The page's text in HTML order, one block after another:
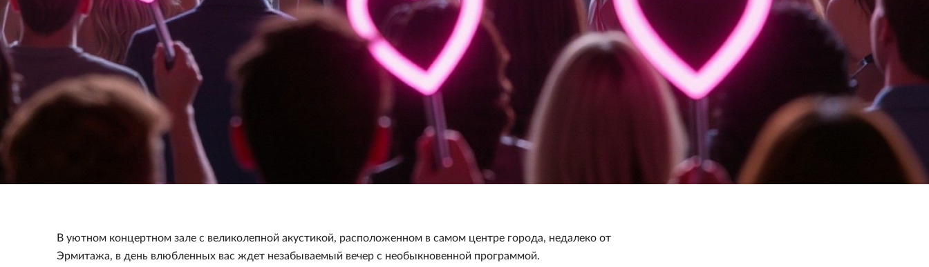
В уютном концертном зале с великолепной акустикой, расположенном в самом центре города, недалеко от
Эрмитажа, в день влюбленных вас ждет незабываемый вечер с необыкновенной программой.